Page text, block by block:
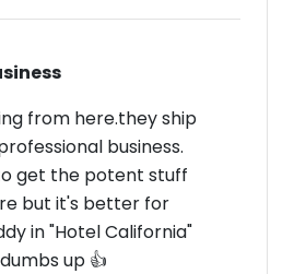
from here.they ship
business.
get the potent stuff
but it's better for
in "Hotel California"
up 👍